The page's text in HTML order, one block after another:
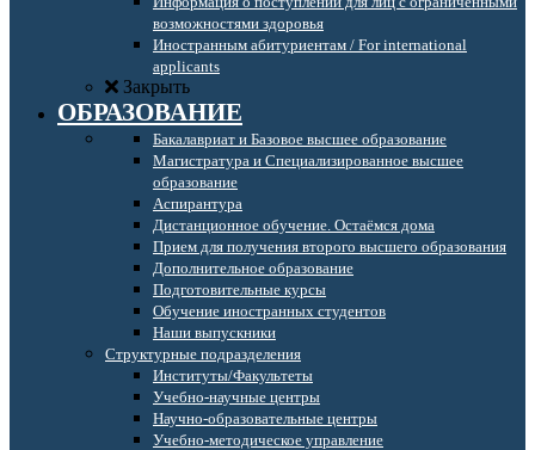
возможностями здоровья
Иностранным абитуриентам / For international
applicants
Закрыть
ОБРАЗОВАНИЕ
Бакалавриат и Базовое высшее образование
Магистратура и Специализированное высшее
образование
Аспирантура
Дистанционное обучение. Остаёмся дома
Прием для получения второго высшего образования
Дополнительное образование
Подготовительные курсы
Обучение иностранных студентов
Наши выпускники
Структурные подразделения
Институты/Факультеты
Учебно-научные центры
Научно-образовательные центры
Учебно-методическое управление